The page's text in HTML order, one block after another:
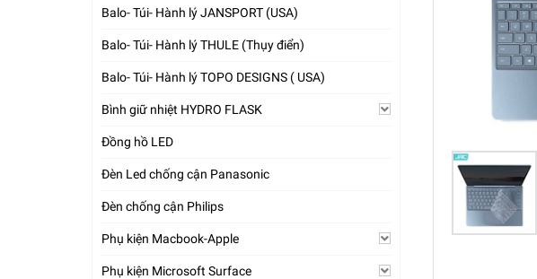
Balo- Túi- Hành lý JANSPORT (USA)
Balo- Túi- Hành lý THULE (Thụy điển)
Balo- Túi- Hành lý TOPO DESIGNS ( USA)
Bình giữ nhiệt HYDRO FLASK
Đồng hồ LED
Đèn Led chống cận Panasonic
Đèn chống cận Philips
Phụ kiện Macbook-Apple
Phụ kiện Microsoft Surface